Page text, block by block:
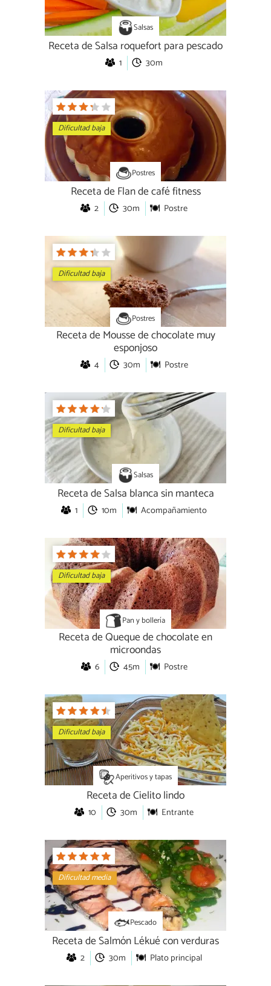
Salsas
Receta de Salsa roquefort para pescado
1 30m
Dificultad baja
Postres
Receta de Flan de café fitness
2 30m Postre
Dificultad baja
Postres
Receta de Mousse de chocolate muy
esponjoso
4 30m Postre
Dificultad baja
Salsas
Receta de Salsa blanca sin manteca
1 10m Acompañamiento
Dificultad baja
Pan y bollería
Receta de Queque de chocolate en
microondas
6 45m Postre
Dificultad baja
Aperitivos y tapas
Receta de Cielito lindo
10 30m Entrante
Dificultad media
Pescado
Receta de Salmón Lékué con verduras
2 30m Plato principal